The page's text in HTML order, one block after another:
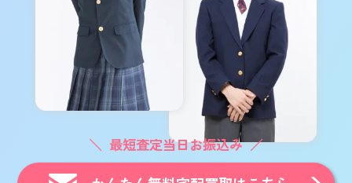
最短査定当日お振込み